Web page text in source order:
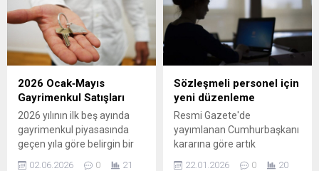
görüşmede, iki belediye
arasındaki diyaloğun ve iş
birliğinin önemi vurgulandı.
Eskişehir Büyükşehir
Belediye Başkanı Ayşe
Ünlüce, Nilüfer Belediye
Başkanı Şadi Özdemir’e
nezaket ziyaretinde
bulundu. Nilüfer Belediyesi
Halk Evi’nde gerçekleşen
buluşmada, yerel yönetim
çalışmaları...
yönelik Çaykur'dan henüz
resmi bir ...
2026 Ocak‑Mayıs
Gayrimenkul Satışları
2026 yılının ilk beş ayında
gayrimenkul piyasasında
geçen yıla göre belirgin bir
yavaşlama gözlemlendi.
02.06.2026 0 21
Sözleşmeli personel için
yeni düzenleme
Resmi Gazete'de
yayımlanan Cumhurbaşkanı
kararına göre artık
sözleşmeli personeller de
22.01.2026 0 20